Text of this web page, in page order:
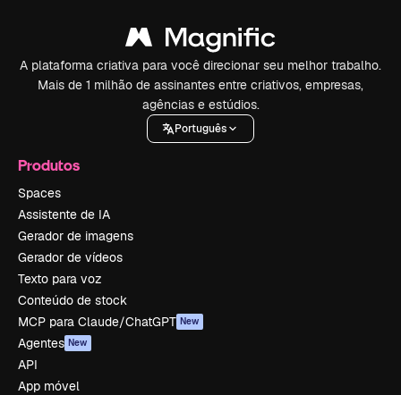
A plataforma criativa para você direcionar seu melhor trabalho.
Mais de 1 milhão de assinantes entre criativos, empresas,
agências e estúdios.
Português
Produtos
Spaces
Assistente de IA
Gerador de imagens
Gerador de vídeos
Texto para voz
Conteúdo de stock
MCP para Claude/ChatGPT New
Agentes New
API
App móvel